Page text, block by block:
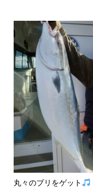
丸々のブリをゲット